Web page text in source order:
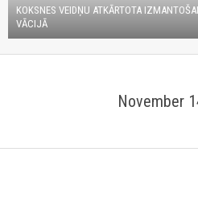
KOKSNES VEIDŅU ATKĀRTOTA
VĀCIJĀ
November